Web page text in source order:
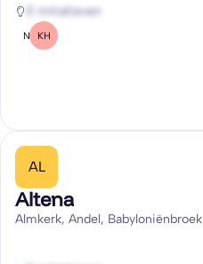
0 initiatieven
NB KH
AL
Altena
Almkerk, Andel, Babyloniënbroek